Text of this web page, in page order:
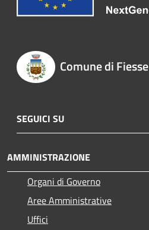
Comune di Fiesse
SEGUICI SU
AMMINISTRAZIONE
Organi di Governo
Aree Amministrative
Uffici